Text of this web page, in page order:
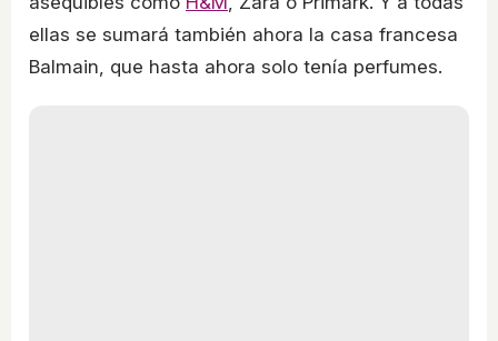
ellas se sumará también ahora la casa francesa
Balmain, que hasta ahora solo tenía perfumes.